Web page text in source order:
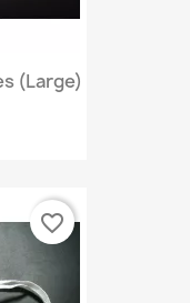
(Large)
favorite_border